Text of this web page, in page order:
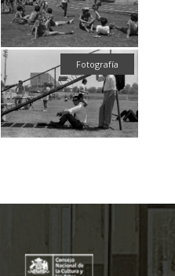
Fotografía